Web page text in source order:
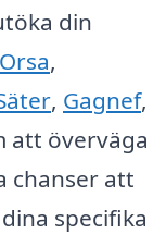
din
Orsa,
, Gagnef,
att överväga
chanser att
specifika